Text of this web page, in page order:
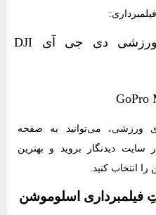
دوربین ورزشی دی جی آی DJI
ورزشی، می‌توانید به صفحه
سایت دیدنگار بروید و بهترین
انتخاب کنید.
فیلمبرداری اسلوموشن